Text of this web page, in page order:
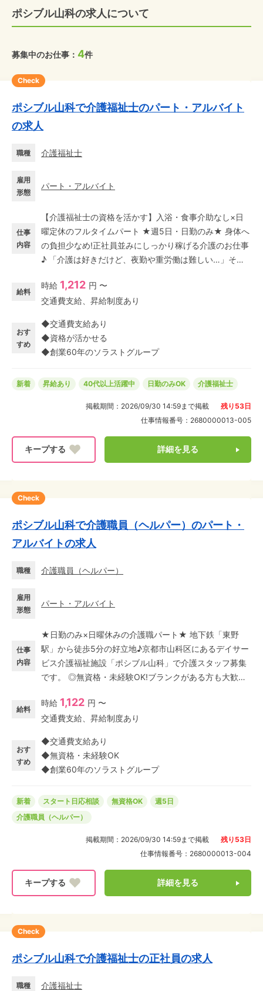
ポシブル山科の求人について
募集中のお仕事： 4件
Check
ポシブル山科で介護福祉士のパート・アルバイト
の求人
職種 介護福祉士
雇用
形態
パート・アルバイト
仕事
内容
【介護福祉士の資格を活かす】入浴・食事介助なし×日
曜定休のフルタイムパート ★週5日・日勤のみ★ 身体へ
の負担少なめ!正社員並みにしっかり稼げる介護のお仕事
♪ 「介護は好きだけど、夜勤や重労働は難しい…」そん
サービス介護福祉施設「ポシブル山科」にて介護福祉士
(パート・アルバイト)募集中! ★駅チカ事業所 京都市営
最小限◎通勤に便利な立地です。 ★日曜定休 家族との
予定も合わせやすい♪仕事も家庭も両立したい主夫・主
婦パート活躍中♪
給料
時給 1,212 円 〜
交通費支給、昇給制度あり
おす
すめ
◆交通費支給あり
◆資格が活かせる
◆創業60年のソラストグループ
新着 昇給あり 40代以上活躍中 日勤のみOK 介護福祉士
掲載期間： 2026/09/30 14:59まで掲載 残り 53日
仕事情報番号： 2680000013-005
詳細を見る
Check
ポシブル山科で介護職員（ヘルパー）のパート・
アルバイトの求人
職種 介護職員（ヘルパー）
雇用
形態
パート・アルバイト
仕事
内容
★日勤のみ×日曜休みの介護職パート★ 地下鉄「東野
駅」から徒歩5分の好立地♪京都市山科区にあるデイサー
ビス介護福祉施設「ポシブル山科」で介護スタッフ募集
です。 ◎無資格・未経験OK!ブランクがある方も大歓迎!
なので生活リズムが崩れず、家庭と両立する主婦(主夫)
層も多数活躍中です。 先輩がイチから丁寧にお教えしま
特別な経験より、あなたの温かい目配りや楽しい会話
が、ご利用者様のパワーの源になります。誰かの役に立
つ仕事★新たな一歩を踏み出しませんか?
給料
時給 1,122 円 〜
交通費支給、昇給制度あり
おす
すめ
◆交通費支給あり
◆無資格・未経験OK
◆創業60年のソラストグループ
新着 スタート日応相談 無資格OK
週5日
介護職員（ヘルパー）
掲載期間： 2026/09/30 14:59まで掲載 残り 53日
仕事情報番号： 2680000013-004
詳細を見る
Check
ポシブル山科で介護福祉士の正社員の求人
職種 介護福祉士